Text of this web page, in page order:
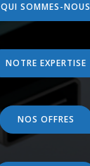
QUI SOMMES-NOUS
NOTRE EXPERTISE
NOS OFFRES